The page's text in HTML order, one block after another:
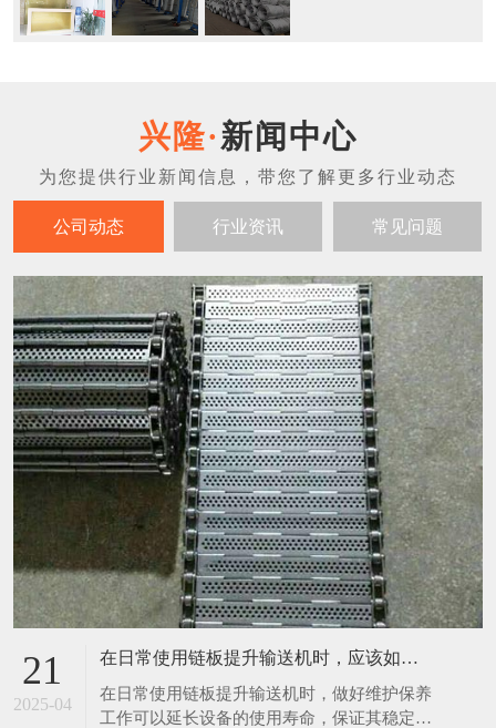
新闻中心
公司动态 行业资讯 常见问题
21
2025-04
在日常使用链板提升输送机时，应该如何进行维护保养呢
在日常使用链板提升输送机时，做好维护保养
工作可以延长设备的使用寿命，保证其稳定、